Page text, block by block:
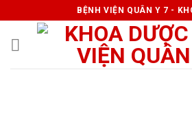
to
content
BỆNH VIỆN QUÂN Y 7 -